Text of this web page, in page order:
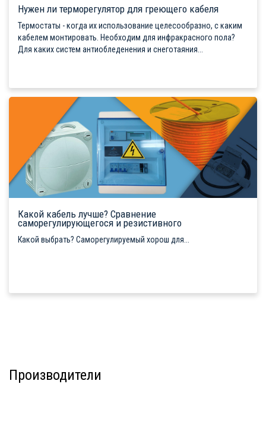
Нужен ли терморегулятор для греющего кабеля
Термостаты - когда их использование целесообразно, с каким
кабелем монтировать. Необходим для инфракрасного пола?
Для каких систем антиобледенения и снеготаяния...
Какой кабель лучше? Сравнение
саморегулирующегося и резистивного
Какой выбрать? Саморегулируемый хорош для...
Производители